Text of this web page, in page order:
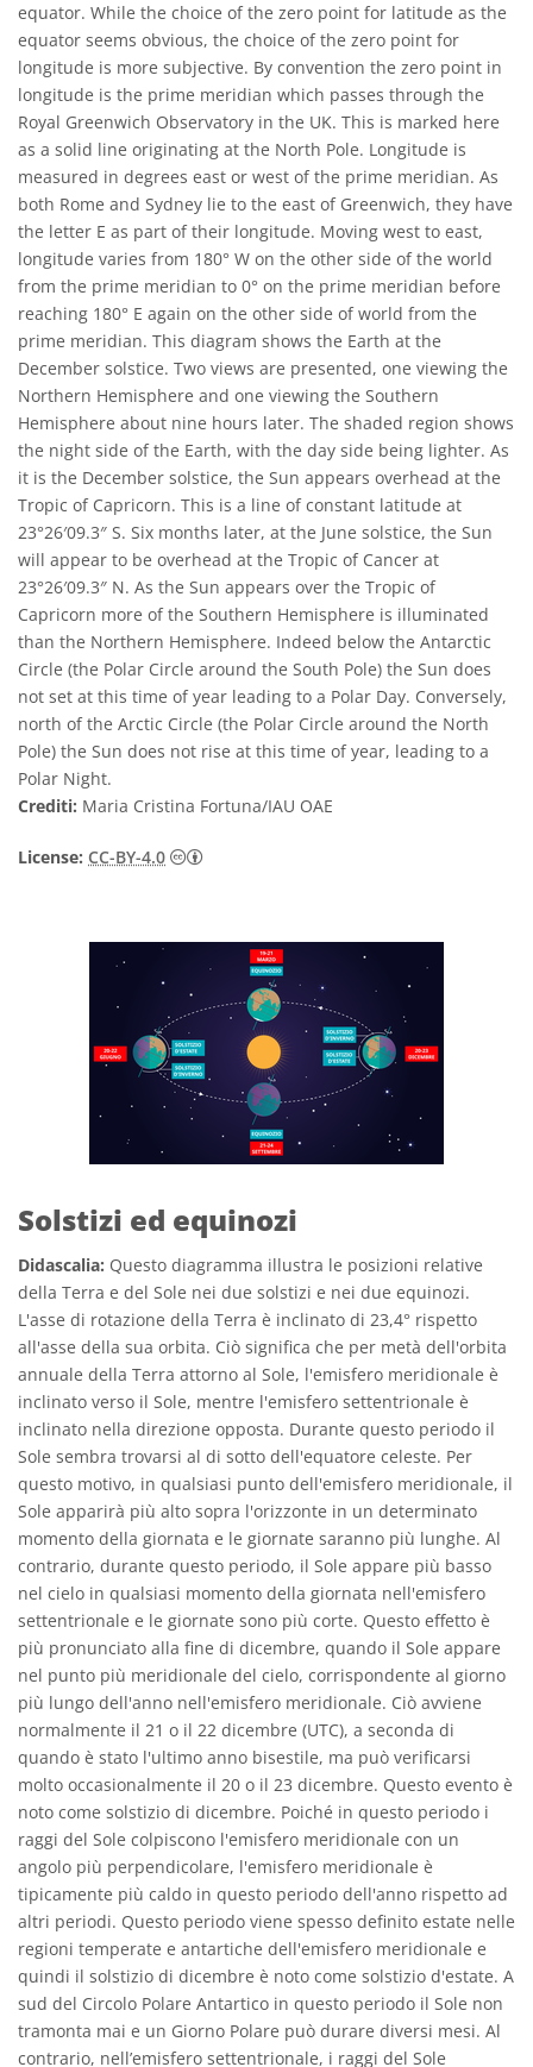
equator. While the choice of the zero point for latitude as the
equator seems obvious, the choice of the zero point for
longitude is more subjective. By convention the zero point in
longitude is the prime meridian which passes through the
Royal Greenwich Observatory in the UK. This is marked here
as a solid line originating at the North Pole. Longitude is
measured in degrees east or west of the prime meridian. As
both Rome and Sydney lie to the east of Greenwich, they have
the letter E as part of their longitude. Moving west to east,
longitude varies from 180° W on the other side of the world
from the prime meridian to 0° on the prime meridian before
reaching 180° E again on the other side of world from the
prime meridian. This diagram shows the Earth at the
December solstice. Two views are presented, one viewing the
Northern Hemisphere and one viewing the Southern
Hemisphere about nine hours later. The shaded region shows
the night side of the Earth, with the day side being lighter. As
it is the December solstice, the Sun appears overhead at the
Tropic of Capricorn. This is a line of constant latitude at
23°26′09.3″ S. Six months later, at the June solstice, the Sun
will appear to be overhead at the Tropic of Cancer at
23°26′09.3″ N. As the Sun appears over the Tropic of
Capricorn more of the Southern Hemisphere is illuminated
than the Northern Hemisphere. Indeed below the Antarctic
Circle (the Polar Circle around the South Pole) the Sun does
not set at this time of year leading to a Polar Day. Conversely,
north of the Arctic Circle (the Polar Circle around the North
Pole) the Sun does not rise at this time of year, leading to a
Polar Night.
Crediti: Maria Cristina Fortuna/IAU OAE
License: CC-BY-4.0 Creative Commons Attribuzione 4.0
Solstizi ed equinozi
Didascalia: Questo diagramma illustra le posizioni relative
della Terra e del Sole nei due solstizi e nei due equinozi.
L'asse di rotazione della Terra è inclinato di 23,4° rispetto
all'asse della sua orbita. Ciò significa che per metà dell'orbita
annuale della Terra attorno al Sole, l'emisfero meridionale è
inclinato verso il Sole, mentre l'emisfero settentrionale è
inclinato nella direzione opposta. Durante questo periodo il
Sole sembra trovarsi al di sotto dell'equatore celeste. Per
questo motivo, in qualsiasi punto dell'emisfero meridionale, il
Sole apparirà più alto sopra l'orizzonte in un determinato
momento della giornata e le giornate saranno più lunghe. Al
contrario, durante questo periodo, il Sole appare più basso
nel cielo in qualsiasi momento della giornata nell'emisfero
settentrionale e le giornate sono più corte. Questo effetto è
più pronunciato alla fine di dicembre, quando il Sole appare
nel punto più meridionale del cielo, corrispondente al giorno
più lungo dell'anno nell'emisfero meridionale. Ciò avviene
normalmente il 21 o il 22 dicembre (UTC), a seconda di
quando è stato l'ultimo anno bisestile, ma può verificarsi
molto occasionalmente il 20 o il 23 dicembre. Questo evento è
noto come solstizio di dicembre. Poiché in questo periodo i
raggi del Sole colpiscono l'emisfero meridionale con un
angolo più perpendicolare, l'emisfero meridionale è
tipicamente più caldo in questo periodo dell'anno rispetto ad
altri periodi. Questo periodo viene spesso definito estate nelle
regioni temperate e antartiche dell'emisfero meridionale e
quindi il solstizio di dicembre è noto come solstizio d'estate. A
sud del Circolo Polare Antartico in questo periodo il Sole non
tramonta mai e un Giorno Polare può durare diversi mesi. Al
contrario, nell’emisfero settentrionale, i raggi del Sole